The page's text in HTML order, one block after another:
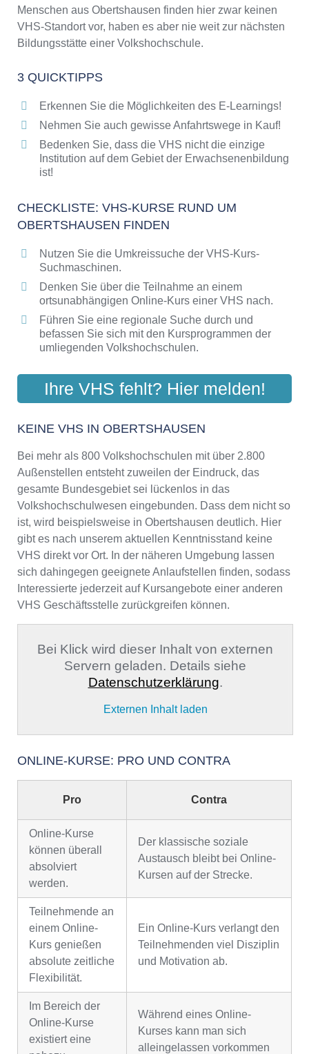
VHS-Kursen
Die VHS als Inbegriff der Erwachsenenbildung
Das bundesweite Netzwerk der
Abendschulen rund um Obertshausen
Bildungsangebote der VHS
Menschen aus Obertshausen finden hier zwar keinen
VHS-Standort vor, haben es aber nie weit zur nächsten
Bildungsstätte einer Volkshochschule.
3 QUICKTIPPS
Erkennen Sie die Möglichkeiten des E-Learnings!
Nehmen Sie auch gewisse Anfahrtswege in Kauf!
Bedenken Sie, dass die VHS nicht die einzige
Institution auf dem Gebiet der Erwachsenenbildung
ist!
CHECKLISTE: VHS-KURSE RUND UM
OBERTSHAUSEN FINDEN
Nutzen Sie die Umkreissuche der VHS-Kurs-
Suchmaschinen.
Denken Sie über die Teilnahme an einem
ortsunabhängigen Online-Kurs einer VHS nach.
Führen Sie eine regionale Suche durch und
befassen Sie sich mit den Kursprogrammen der
umliegenden Volkshochschulen.
Ihre VHS fehlt? Hier melden!
KEINE VHS IN OBERTSHAUSEN
Bei mehr als 800 Volkshochschulen mit über 2.800
Außenstellen entsteht zuweilen der Eindruck, das
gesamte Bundesgebiet sei lückenlos in das
Volkshochschulwesen eingebunden. Dass dem nicht so
ist, wird beispielsweise in Obertshausen deutlich. Hier
gibt es nach unserem aktuellen Kenntnisstand keine
VHS direkt vor Ort. In der näheren Umgebung lassen
sich dahingegen geeignete Anlaufstellen finden, sodass
Interessierte jederzeit auf Kursangebote einer anderen
VHS Geschäftsstelle zurückgreifen können.
Bei Klick wird dieser Inhalt von externen
Servern geladen. Details siehe
Datenschutzerklärung.
Externen Inhalt laden
ONLINE-KURSE: PRO UND CONTRA
Pro Contra
Online-Kurse
können überall
absolviert
werden.
Der klassische soziale
Austausch bleibt bei Online-
Kursen auf der Strecke.
Teilnehmende an
einem Online-
Kurs genießen
absolute zeitliche
Flexibilität.
Ein Online-Kurs verlangt den
Teilnehmenden viel Disziplin
und Motivation ab.
Im Bereich der
Online-Kurse
existiert eine
Während eines Online-
Kurses kann man sich
alleingelassen vorkommen